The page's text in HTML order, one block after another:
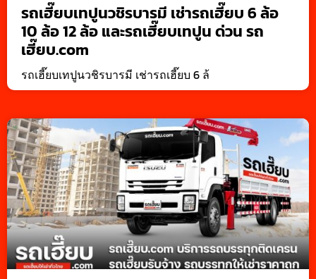
รถเฮี๊ยบเทปูนวชิรบารมี เช่ารถเฮี๊ยบ 6 ล้อ
10 ล้อ 12 ล้อ และรถเฮี๊ยบเทปูน ด่วน รถ
เฮี๊ยบ.com
รถเฮี๊ยบเทปูนวชิรบารมี เช่ารถเฮี๊ยบ 6 ล้